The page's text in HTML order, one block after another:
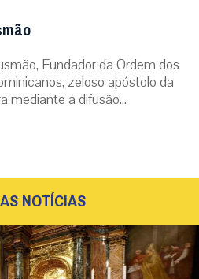
Fundador da Ordem dos
zeloso apóstolo da
mediante a difusão...
NOTÍCIAS